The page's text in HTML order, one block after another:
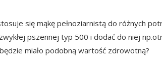
się mąkę pełnoziarnistą do różnych
pszennej typ 500 i dodać do niej
miało podobną wartość zdrowotną?